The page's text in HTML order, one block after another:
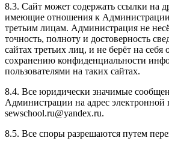
8.3. Сайт может содержать ссылки на
имеющие отношения к
третьим лицам. Администрация не
точность, полноту и достоверность
сайтах третьих лиц, и не берёт на себя
сохранению конфиденциальности
пользователями на таких сайтах.
8.4. Все юридически значимые
Администрации на адрес электронной
sewschool.ru@yandex.ru.
8.5. Все споры разрешаются путем